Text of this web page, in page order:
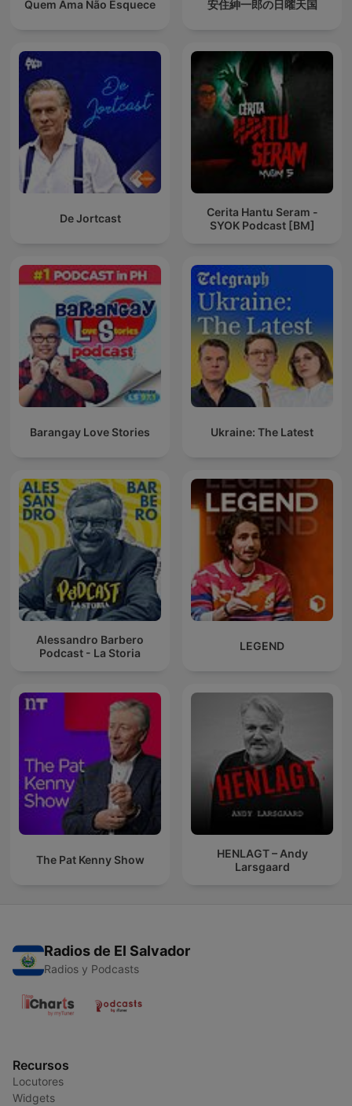
Quem Ama Não Esquece 安住紳一郎の日曜天国
De Jortcast
Cerita Hantu Seram -
SYOK Podcast [BM]
Barangay Love Stories Ukraine: The Latest
Alessandro Barbero
Podcast - La Storia
LEGEND
The Pat Kenny Show
HENLAGT – Andy
Larsgaard
Radios de El Salvador
Radios y Podcasts
Recursos
Locutores
Widgets